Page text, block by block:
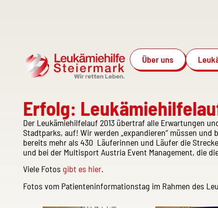
Über uns
Erfolg:
Der Leukämiehilfelauf 2013 übertraf alle Erwartungen
Stadtparks, auf! Wir werden „expandieren“ müssen
bereits mehr als 430 Läuferinnen und Läufer die
und bei der Multisport Austria Event Management, die
Viele Fotos gibt es hier.
Fotos vom Patienteninformationstag im Rahmen des